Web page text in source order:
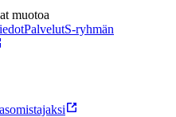
muotoa
PalvelutS-ryhmän